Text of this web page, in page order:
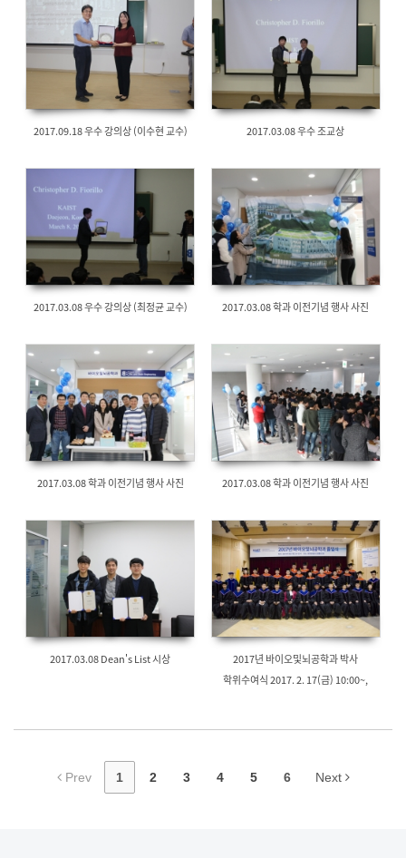
2017.09.18 우수 강의상 (이수현 교수) 2017.03.08 우수 조교상
2017.03.08 우수 강의상 (최정균 교수) 2017.03.08 학과 이전기념 행사 사진
2017.03.08 학과 이전기념 행사 사진 2017.03.08 학과 이전기념 행사 사진
2017.03.08 Dean's List 시상
2017년 바이오및뇌공학과 박사
학위수여식 2017. 2. 17(금) 10:00~,
Prev 1 2 3 4 5 6 Next